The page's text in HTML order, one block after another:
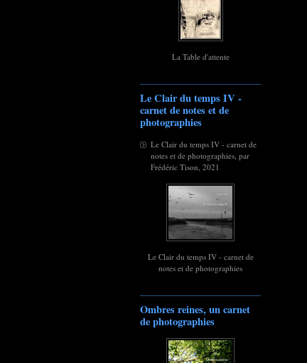
La Table d'attente
Le Clair du temps IV -
carnet de notes et de
photographies
Le Clair du temps IV - carnet de
notes et de photographies, par
Frédéric Tison, 2021
Le Clair du temps IV - carnet de
notes et de photographies
Ombres reines, un carnet
de photographies